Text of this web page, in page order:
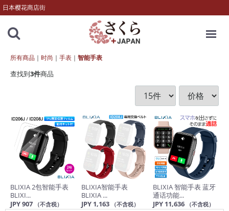
日本樱花商店街
所有商品 时尚 手表 智能手表
查找到3件商品
BLIXIA 2包智能手表
BLIXI...
JPY 907
（不含税）
BLIXIA智能手表
BLIXIA ...
JPY 1,163
（不含税）
BLIXIA 智能手表 蓝牙
通话功能...
JPY 11,636
（不含税）